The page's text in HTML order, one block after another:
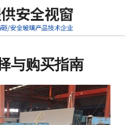
网站首页
新闻动态
与购买指南